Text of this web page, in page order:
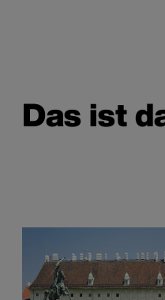
Das ist